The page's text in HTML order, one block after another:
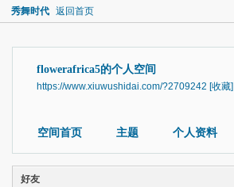
秀舞时代 返回首页
flowerafrica5的个人空间
https://www.xiuwushidai.com/?2709242 [收藏]
空间首页 主题 个人资料
好友